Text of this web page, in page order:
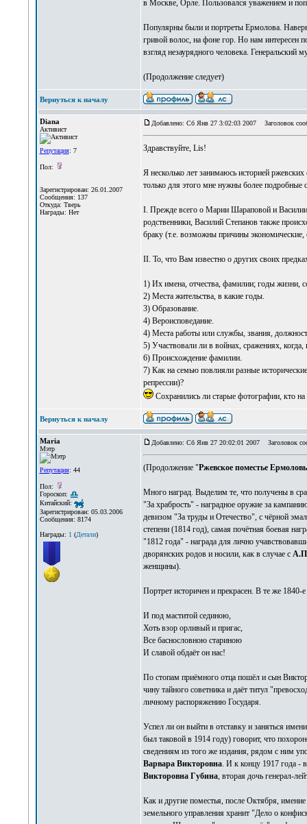
в Москве, Орле. Пользовался уважением и
Популярны были и портреты Ермолова.
гривой волос, на фоне гор. Но нам интересен
взгляд незаурядного человека. Генеральский
(Продолжение следует)
Вернуться к началу
Diana
Активист
Репутация: 7
Пол:
Зарегистрирован: 26.01.2007
Сообщения: 137
Откуда: Тверь
Награды: Нет
Добавлено: Сб Янв 27 3:02:03 2007 Заголовок
Здравствуйте, Lis!
Я несколько лет занимаюсь историей
только для этого мне нужны более
I. Прежде всего о Марии Шараповой и Василии
родственники, Василий Степанов также
браку (т.е. возможны причины экономические,
II. То, что Вам известно о других своих
1) Их имена, отчества, фамилии; годы жизни,
2) Места жительства, в какие годы.
3) Образование.
4) Вероисповедание.
4) Места работы или службы, звания,
5) Участвовали ли в войнах, сражениях, когда,
6) Происхождение фамилии.
7) Как на семью повлияли разные
репрессии)?
Сохранились ли старые фотографии, кто
Вернуться к началу
Maria
Мэтр
Репутация: 44
Пол:
Гороскоп:
Китайский:
Зарегистрирован: 05.03.2006
Сообщения: 8174
Награды: 1(Детали)
Добавлено: Сб Янв 27 20:02:01 2007 Заголовок
(Продолжение "Ржевское поместье
Много наград. Выделим те, что получены в
"За храбрость" - наградное оружие за
девизом "За труды и Отечество", с чёрной
степени (1814 год), самая почётная боевая
"1812 года" - награда для лично
дворянских родов и носили, как в случае с
женщины).
Портрет историчен и прекрасен. В те же 1840-
И под маститой сединою,
Хоть взор орливый и пригас,
Все баснословною стариною
И славой обдаёт он нас!
По стопам приёмного отца пошёл и сын
чину тайного советника и даёт титул
личному распоряжению Государя.
Успел ли он выйти в отставку и заняться
был таковой в 1914 году) говорит, что
сведениям из того же издания, рядом с ним
Варвара Викторовна. И к концу 1917 года -
Викторовна Губина, вторая дочь генерал-
Как и другие поместья, после Октября,
земельного управления хранит "Дело о